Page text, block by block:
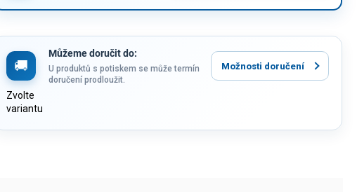
Můžeme doručit do:
Zvolte
variantu
U produktů s potiskem se může termín
doručení prodloužit.
Možnosti doručení